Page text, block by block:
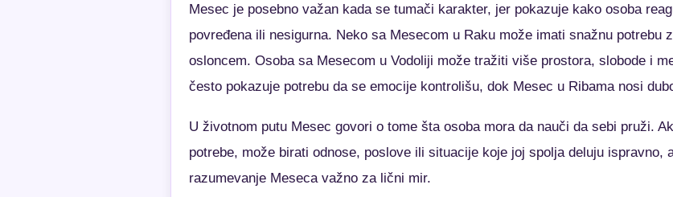
Mesec je posebno važan kada se tumači karakter, jer pokazuje kako osoba
povređena ili nesigurna. Neko sa Mesecom u Raku može imati snažnu potrebu
osloncem. Osoba sa Mesecom u Vodoliji može tražiti više prostora, slobode i
često pokazuje potrebu da se emocije kontrolišu, dok Mesec u Ribama nosi
U životnom putu Mesec govori o tome šta osoba mora da nauči da sebi pruži.
potrebe, može birati odnose, poslove ili situacije koje joj spolja deluju ispravno,
razumevanje Meseca važno za lični mir.